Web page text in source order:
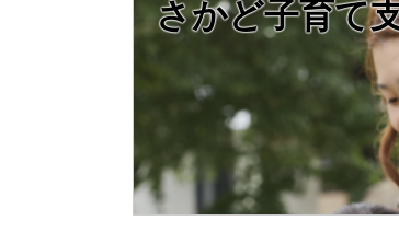
さかど子育て